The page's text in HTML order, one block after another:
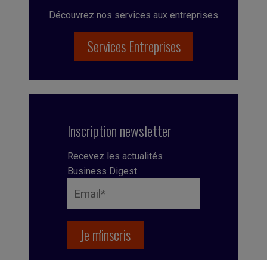
Découvrez nos services aux entreprises
Services Entreprises
Inscription newsletter
Recevez les actualités
Business Digest